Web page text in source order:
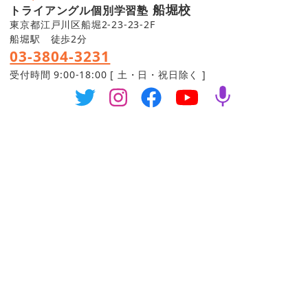
トライアングル個別学習塾 船堀校
東京都江戸川区船堀2-23-23-2F
船堀駅 徒歩2分
03-3804-3231
受付時間 9:00-18:00 [ 土・日・祝日除く ]